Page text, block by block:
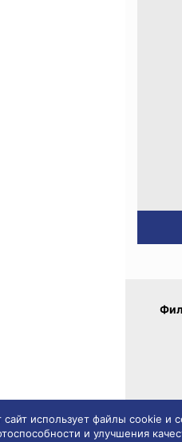
сайт использует файлы cookie и
и улучшения